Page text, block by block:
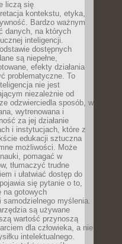
liczą się
kontekstu, etyka,
Bardzo ważnym
danych, na których
inteligencji.
dostępnych
są niepełne,
efekty działania
problematyczne. To
nie jest
niezależnie od
odzwierciedla sposób, w
wytrenowana i
za jej działanie
i instytucjach, które z
edukacji sztuczna
możliwości. Może
pomagać w
tłumaczyć trudne
i ułatwiać dostęp do
się pytanie o to,
na gotowych
samodzielnego myślenia.
są używane
wartość przynoszą
dla człowieka, a nie
intelektualnego.